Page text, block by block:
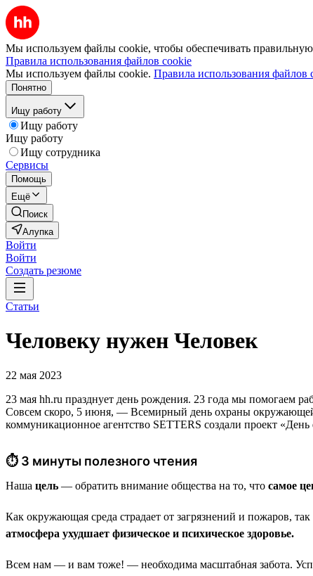
Мы используем файлы cookie, чтобы обеспечивать правильную
Правила использования файлов cookie
Мы используем файлы cookie. Правила использования файлов
Понятно
Ищу работу
Ищу работу
Ищу работу
Ищу сотрудника
Сервисы
Помощь
Ещё
Поиск
Алупка
Войти
Войти
Создать резюме
Статьи
Человеку нужен Человек
22 мая 2023
23 мая hh.ru празднует день рождения. 23 года мы помогаем
Совсем скоро, 5 июня, — Всемирный день охраны
коммуникационное агентство SETTERS создали проект
⏱ 3 минуты полезного чтения
Наша цель — обратить внимание общества на то, что самое
Как окружающая среда страдает от загрязнений и пожаров,
атмосфера ухудшает физическое и психическое здоровье.
Всем нам — и вам тоже! — необходима масштабная забота.